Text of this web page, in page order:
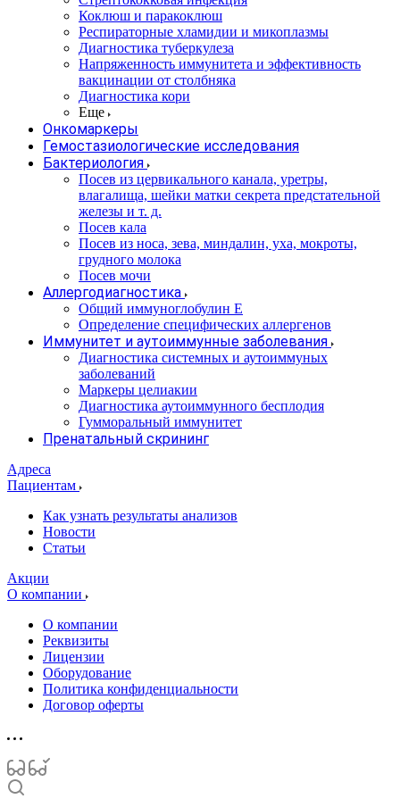
Коклюш и паракоклюш
Респираторные хламидии и микоплазмы
Диагностика туберкулеза
Напряженность иммунитета и эффективность
вакцинации от столбняка
Диагностика кори
Еще
Онкомаркеры
Гемостазиологические исследования
Бактериология
Посев из цервикального канала, уретры,
влагалища, шейки матки секрета предстательной
железы и т. д.
Посев кала
Посев из носа, зева, миндалин, уха, мокроты,
грудного молока
Посев мочи
Аллергодиагностика
Общий иммуноглобулин Е
Определение специфических аллергенов
Иммунитет и аутоиммунные заболевания
Диагностика системных и аутоиммуных
заболеваний
Маркеры целиакии
Диагностика аутоиммунного бесплодия
Гумморальный иммунитет
Пренатальный скрининг
Адреса
Пациентам
Как узнать результаты анализов
Новости
Статьи
Акции
О компании
О компании
Реквизиты
Лицензии
Оборудование
Политика конфиденциальности
Договор оферты